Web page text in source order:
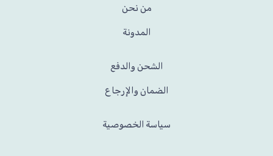
من نحن
المدونة
الشحن والدفع
الضمان والإرجاع
سياسة الخصوصية